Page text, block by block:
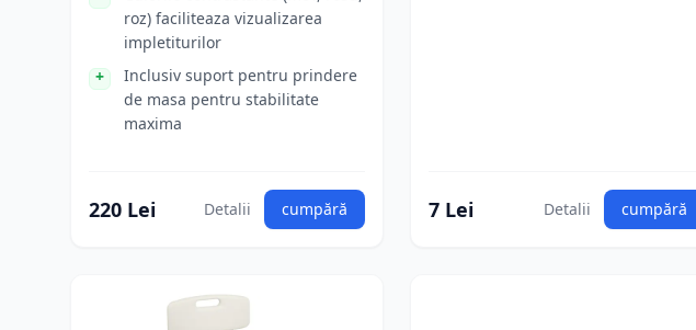
roz) faciliteaza vizualizarea
impletiturilor
Inclusiv suport pentru prindere
de masa pentru stabilitate
maxima
220 Lei Detalii cumpără 7 Lei Detalii cumpără